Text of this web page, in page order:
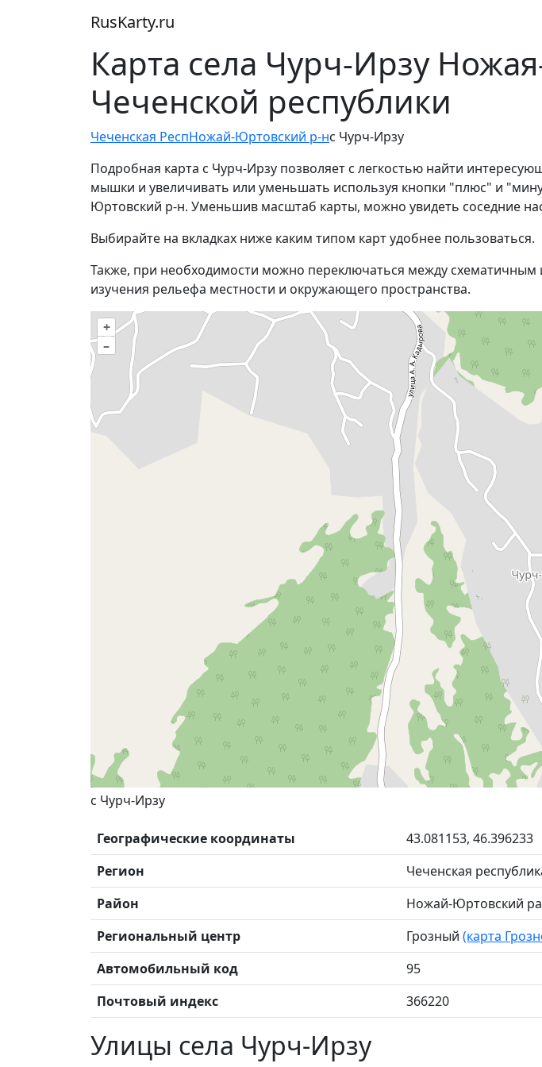
RusKarty.ru
Карта села Чурч-Ирзу
Чеченской республики
Чеченская РеспНожай-Юртовский р-нс Чурч-Ирзу
Подробная карта с Чурч-Ирзу позволяет с легкостью найти
мышки и увеличивать или уменьшать используя кнопки "плюс" и
Юртовский р-н. Уменьшив масштаб карты, можно увидеть соседние
Выбирайте на вкладках ниже каким типом карт удобнее пользоваться.
Также, при необходимости можно переключаться между
изучения рельефа местности и окружающего пространства.
+
–
с Чурч-Ирзу
Географические координаты
43.081153, 46.396233
Регион
Чеченская
Район
Ножай-Юртовский
Региональный центр
Грозный (карта
Автомобильный код
95
Почтовый индекс
366220
Улицы села Чурч-Ирзу